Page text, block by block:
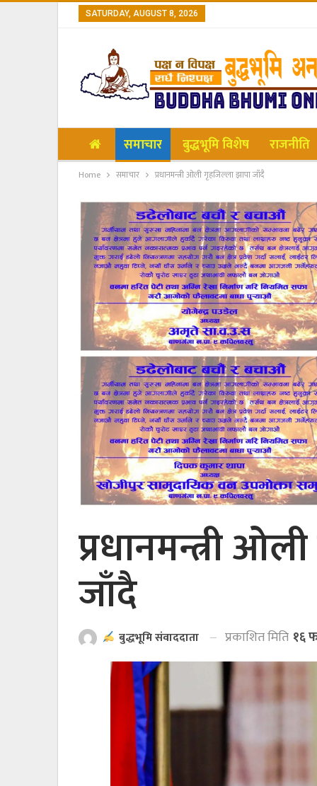
SATURDAY, AUGUST 8, 2026
समाचार बुद्धभूमि विशेष राजनीति
Home समाचार प्रधानमन्त्री ओली गृहजिल्ला झापा जाँदै
प्रधानमन्त्री
जाँदै
बुद्धभूमि संवाददाता प्रकाशित मिति १६